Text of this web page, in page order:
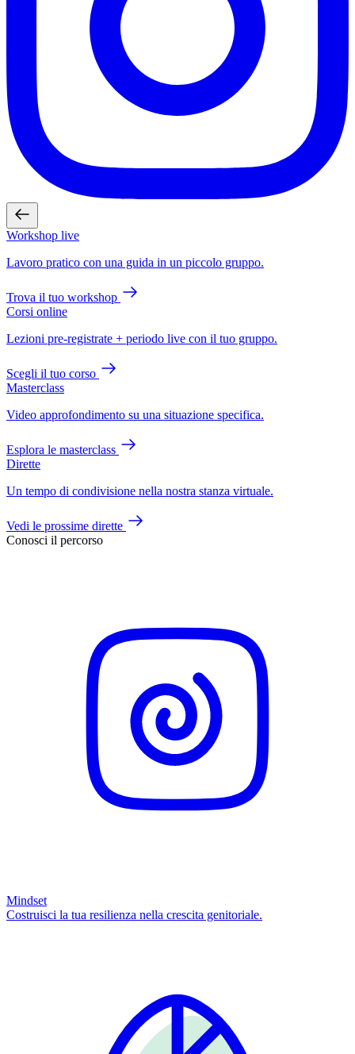
Workshop live
Lavoro pratico con una guida in un piccolo gruppo.
Trova il tuo workshop
Corsi online
Lezioni pre-registrate + periodo live con il tuo gruppo.
Scegli il tuo corso
Masterclass
Video approfondimento su una situazione specifica.
Esplora le masterclass
Dirette
Un tempo di condivisione nella nostra stanza virtuale.
Vedi le prossime dirette
Conosci il percorso
Mindset
Costruisci la tua resilienza nella crescita genitoriale.